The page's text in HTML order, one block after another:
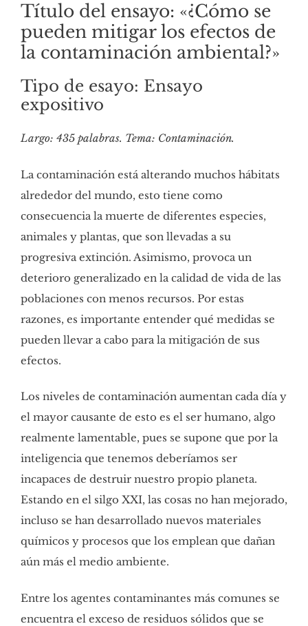
Título del ensayo: «¿Cómo se
pueden mitigar los efectos de
la contaminación ambiental?»
Tipo de esayo: Ensayo
expositivo
Largo: 435 palabras. Tema: Contaminación.
La contaminación está alterando muchos hábitats
alrededor del mundo, esto tiene como
consecuencia la muerte de diferentes especies,
animales y plantas, que son llevadas a su
progresiva extinción. Asimismo, provoca un
deterioro generalizado en la calidad de vida de las
poblaciones con menos recursos. Por estas
razones, es importante entender qué medidas se
pueden llevar a cabo para la mitigación de sus
efectos.
Los niveles de contaminación aumentan cada día y
el mayor causante de esto es el ser humano, algo
realmente lamentable, pues se supone que por la
inteligencia que tenemos deberíamos ser
incapaces de destruir nuestro propio planeta.
Estando en el silgo XXI, las cosas no han mejorado,
incluso se han desarrollado nuevos materiales
químicos y procesos que los emplean que dañan
aún más el medio ambiente.
Entre los agentes contaminantes más comunes se
encuentra el exceso de residuos sólidos que se